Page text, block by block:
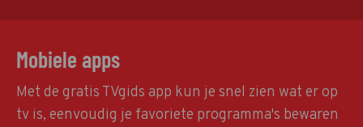
Mobiele apps
Met de gratis TVgids app kun je snel zien wat er op
tv is, eenvoudig je favoriete programma's bewaren